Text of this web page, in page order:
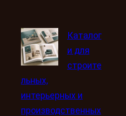
Каталог
и для
строите
льных,
интерьерных и
производственных